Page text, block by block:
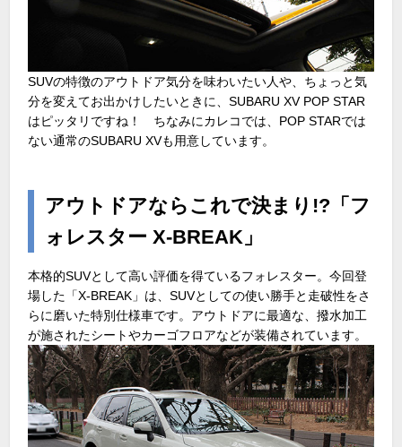
SUVの特徴のアウトドア気分を味わいたい人や、ちょっと気
分を変えてお出かけしたいときに、SUBARU XV POP STAR
はピッタリですね！ ちなみにカレコでは、POP STARでは
ない通常のSUBARU XVも用意しています。
アウトドアならこれで決まり!?「フ
ォレスター X-BREAK」
本格的SUVとして高い評価を得ているフォレスター。今回登
場した「X-BREAK」は、SUVとしての使い勝手と走破性をさ
らに磨いた特別仕様車です。アウトドアに最適な、撥水加工
が施されたシートやカーゴフロアなどが装備されています。